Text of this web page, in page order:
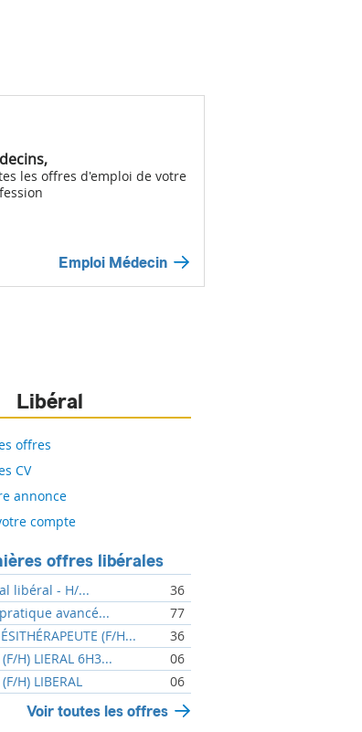
les offres d'emploi de votre
Emploi Médecin
Libéral
offres
CV
annonce
compte
offres libérales
libéral - H/...
36
avancé...
77
(F/H...
36
H) LIERAL 6H3...
06
H) LIBERAL
06
Voir toutes les offres